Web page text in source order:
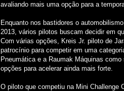
avaliando mais uma opção para a
Enquanto nos bastidores o
2013, vários pilotos buscam decidir em
Com várias opções, Kreis Jr. piloto de
patrocínio para competir em uma
Pneumática e a Raumak Máquinas
opções para acelerar ainda mais forte.
O piloto que competiu na Mini Challenge